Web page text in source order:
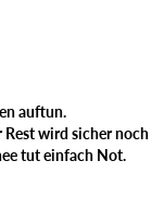
auftun.
Rest wird sicher noch
tut einfach Not.